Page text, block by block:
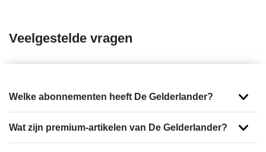
Veelgestelde vragen
Welke abonnementen heeft De Gelderlander?
Wat zijn premium-artikelen van De Gelderlander?